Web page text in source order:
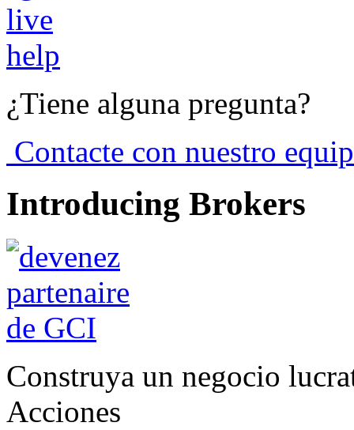
¿Tiene alguna pregunta?
Contacte con nuestro
Introducing Brokers
Construya un negocio
Acciones